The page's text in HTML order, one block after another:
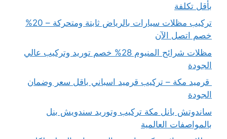
بأقل تكلفة
تركيب مظلات سيارات بالرياض ثابتة ومتحركة – 20%
خصم اتصل الآن
مظلات شرائح المنيوم 28% خصم توريد وتركيب عالي
الجودة
قرميد مكة – تركيب قرميد اسباني باقل سعر وضمان
الجودة
ساندوتش بانل مكة تركيب وتوريد سندويش بنل
بالمواصفات العالمية